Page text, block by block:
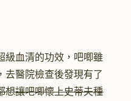
級血清的功效，吧唧雖
去醫院檢查後發現有了
想讓吧唧懷上史蒂夫種